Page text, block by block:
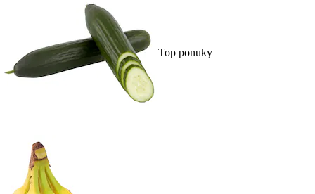
Top ponuky